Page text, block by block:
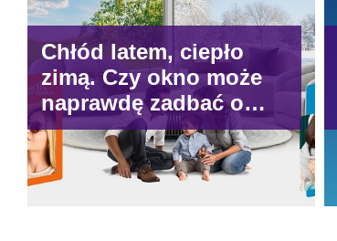
Chłód latem, ciepło
zimą. Czy okno może
naprawdę zadbać o
nasz komfort?